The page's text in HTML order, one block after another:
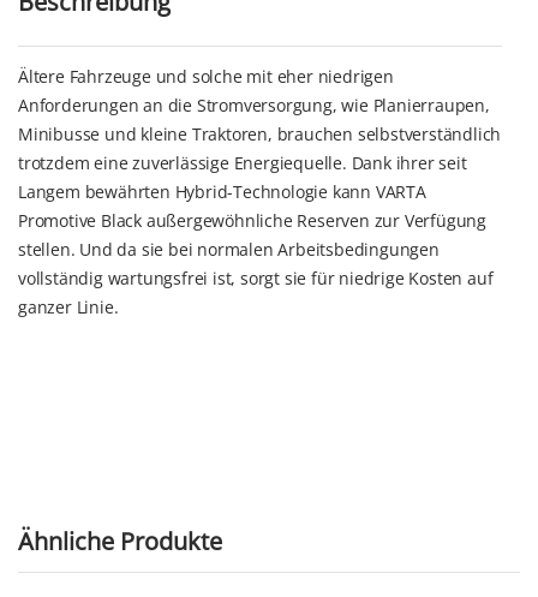
Ältere Fahrzeuge und solche mit eher niedrigen
Anforderungen an die Stromversorgung, wie Planierraupen,
Minibusse und kleine Traktoren, brauchen selbstverständlich
trotzdem eine zuverlässige Energiequelle. Dank ihrer seit
Langem bewährten Hybrid-Technologie kann VARTA
Promotive Black außergewöhnliche Reserven zur Verfügung
stellen. Und da sie bei normalen Arbeitsbedingungen
vollständig wartungsfrei ist, sorgt sie für niedrige Kosten auf
ganzer Linie.
Ähnliche Produkte